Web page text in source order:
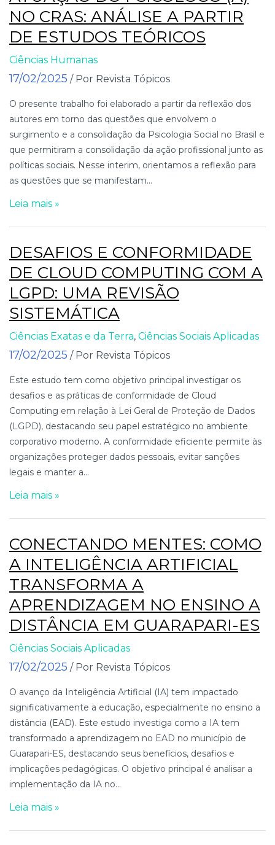
NO CRAS: ANÁLISE A PARTIR
DE ESTUDOS TEÓRICOS
Ciências Humanas
17/02/2025 / Por Revista Tópicos
O presente trabalho foi elaborado a partir da reflexão dos
autores em torno das questões que envolvem o
surgimento e a consolidação da Psicologia Social no Brasil e
que permitiram a consolidação da ação profissional junto as
políticas sociais. Nesse interim, orientamos a reflexão para
as questões que se manifestam...
Leia mais »
DESAFIOS E CONFORMIDADE
DE CLOUD COMPUTING COM A
LGPD: UMA REVISÃO
SISTEMÁTICA
Ciências Exatas e da Terra, Ciências Sociais Aplicadas
17/02/2025 / Por Revista Tópicos
Este estudo tem como objetivo principal investigar os
desafios e as práticas de conformidade de Cloud
Computing em relação à Lei Geral de Proteção de Dados
(LGPD), destacando seu papel estratégico no ambiente
corporativo moderno. A conformidade eficiente permite às
organizações proteger dados pessoais, evitar sanções
legais e manter a...
Leia mais »
CONECTANDO MENTES: COMO
A INTELIGÊNCIA ARTIFICIAL
TRANSFORMA A
APRENDIZAGEM NO ENSINO A
DISTÂNCIA EM GUARAPARI-ES
Ciências Sociais Aplicadas
17/02/2025 / Por Revista Tópicos
O avanço da Inteligência Artificial (IA) tem impactado
significativamente a educação, especialmente no ensino a
distância (EAD). Este estudo investiga como a IA tem
transformado a aprendizagem no EAD no município de
Guarapari-ES, destacando seus benefícios, desafios e
implicações pedagógicas. O objetivo principal é analisar a
implementação da IA no...
Leia mais »